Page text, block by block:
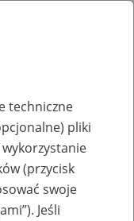
pracy
techniczne
pliki
(przycisk
swoje
Jeśli